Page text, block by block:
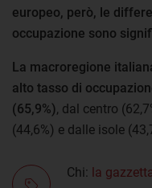
europeo, però, le
occupazione sono
La macroregione
alto tasso di
(65,9%), dal centro
(44,6%) e dalle isole
Chi: la